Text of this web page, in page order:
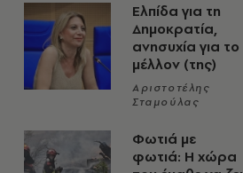
Ελπίδα για τη
Δημοκρατία,
ανησυχία για το
μέλλον (της)
Αριστοτέλης
Σταμούλας
Φωτιά με
φωτιά: Η χώρα